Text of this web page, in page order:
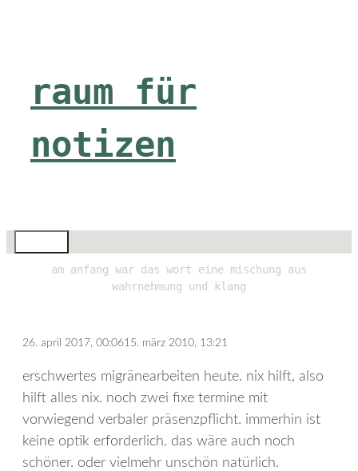
raum für
notizen
am anfang war das wort eine mischung aus
wahrnehmung und klang
26. april 2017, 00:0615. märz 2010, 13:21
erschwertes migränearbeiten heute. nix hilft, also
hilft alles nix. noch zwei fixe termine mit
vorwiegend verbaler präsenzpflicht. immerhin ist
keine optik erforderlich. das wäre auch noch
schöner. oder vielmehr unschön natürlich.